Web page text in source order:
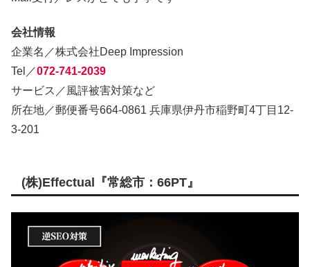
会社情報
企業名／株式会社Deep Impression
Tel／072-741-2039
サービス／風評被害対策など
所在地／郵便番号664-0861 兵庫県伊丹市稲野町4丁目12-
3-201
(株)Effectual『常総市：66PT』